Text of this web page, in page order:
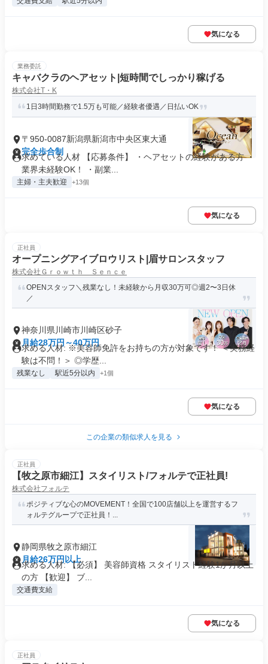
気になる
業務委託
キャバクラのヘアセット|短時間でしっかり稼げる
株式会社T・K
1日3時間勤務で1.5万も可能／経験者優遇／日払いOK
〒950-0087新潟県新潟市中央区東大通
完全歩合制
求めている人材 【応募条件】 ・ヘアセットの経験がある方 ・
業界未経験OK！ ・副業...
主婦・主夫歓迎 +13個
気になる
正社員
オープニングアイブロウリスト|眉サロンスタッフ
株式会社Ｇｒｏｗｔｈ Ｓｅｎｃｅ
OPENスタッフ＼残業なし！未経験から月収30万可◎週2〜3日休
／
神奈川県川崎市川崎区砂子
月給28万円～40万円
求める人材: ※美容師免許をお持ちの方が対象です！ ＜実務経
験は不問！＞ ◎学歴...
残業なし 駅近5分以内 +1個
気になる
この企業の類似求人を見る
正社員
【牧之原市細江】スタイリスト/フォルテで正社員!
株式会社フォルテ
ポジティブな心のMOVEMENT！全国で100店舗以上を運営するフ
ォルテグループで正社員！...
静岡県牧之原市細江
月給26万円以上
求める人材: ​【必須】 美容師資格 スタイリスト経験1か月以上
の方 【歓迎】 ブ...
交通費支給
気になる
正社員